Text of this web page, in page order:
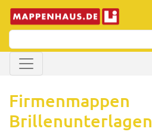
Firmenmappen
Brillenunterlagen